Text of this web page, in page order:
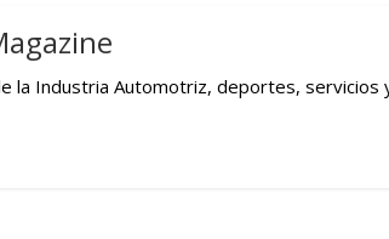
la Industria Automotriz, deportes, servicios